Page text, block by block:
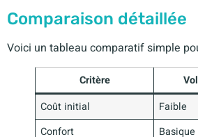
Comparaison détaillée
Voici un tableau comparatif simple
Critère
Coût initial
Faible
Confort
Basique